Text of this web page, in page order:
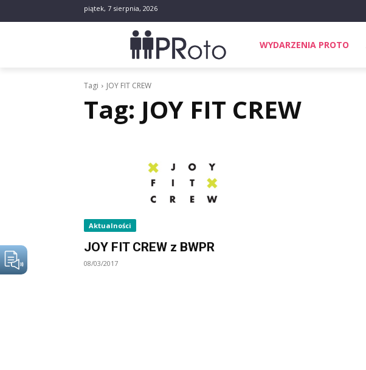
piątek, 7 sierpnia, 2026
WYDARZENIA PROTO
Tagi JOY FIT CREW
Tag: JOY FIT CREW
Aktualności
JOY FIT CREW z BWPR
08/03/2017